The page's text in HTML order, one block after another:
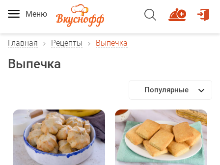
Меню
Главная Рецепты Выпечка
Выпечка
Популярные